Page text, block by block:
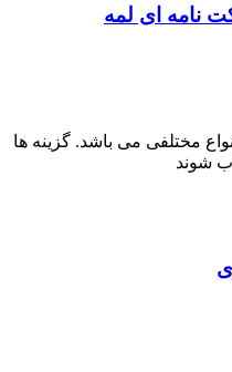
مختلفی می باشد. گزینه ها
شوند